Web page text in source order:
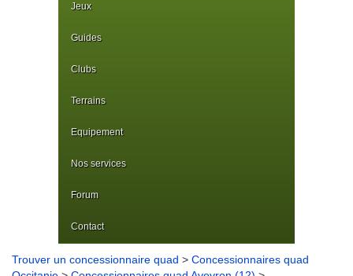
Jeux
Guides
Clubs
Terrains
Equipement
Nos services
Forum
Contact
Trouver un concessionnaire quad > Concessionnaires quad